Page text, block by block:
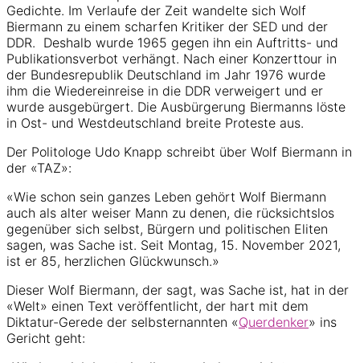
Gedichte. Im Verlaufe der Zeit wandelte sich Wolf
Biermann zu einem scharfen Kritiker der SED und der
DDR. Deshalb wurde 1965 gegen ihn ein Auftritts- und
Publikationsverbot verhängt. Nach einer Konzerttour in
der Bundesrepublik Deutschland im Jahr 1976 wurde
ihm die Wiedereinreise in die DDR verweigert und er
wurde ausgebürgert. Die Ausbürgerung Biermanns löste
in Ost- und Westdeutschland breite Proteste aus.
Der Politologe Udo Knapp schreibt über Wolf Biermann in
der «TAZ»:
«Wie schon sein ganzes Leben gehört Wolf Biermann
auch als alter weiser Mann zu denen, die rücksichtslos
gegenüber sich selbst, Bürgern und politischen Eliten
sagen, was Sache ist. Seit Montag, 15. November 2021,
ist er 85, herzlichen Glückwunsch.»
Dieser Wolf Biermann, der sagt, was Sache ist, hat in der
«Welt» einen Text veröffentlicht, der hart mit dem
Diktatur-Gerede der selbsternannten «Querdenker» ins
Gericht geht: